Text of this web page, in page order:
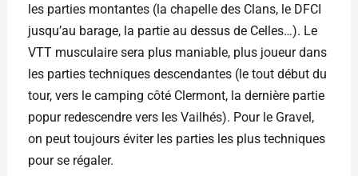
les parties montantes (la chapelle des Clans, le DFCI
jusqu’au barage, la partie au dessus de Celles…). Le
VTT musculaire sera plus maniable, plus joueur dans
les parties techniques descendantes (le tout début du
tour, vers le camping côté Clermont, la dernière partie
popur redescendre vers les Vailhés). Pour le Gravel,
on peut toujours éviter les parties les plus techniques
pour se régaler.